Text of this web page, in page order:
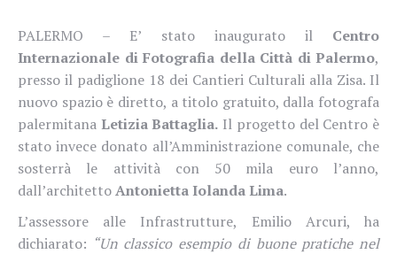
PALERMO – E’ stato inaugurato il Centro
Internazionale di Fotografia della Città di Palermo,
presso il padiglione 18 dei Cantieri Culturali alla Zisa. Il
nuovo spazio è diretto, a titolo gratuito, dalla fotografa
palermitana Letizia Battaglia. Il progetto del Centro è
stato invece donato all’Amministrazione comunale, che
sosterrà le attività con 50 mila euro l’anno,
dall’architettoAntonietta Iolanda Lima.
L’assessore alle Infrastrutture, Emilio Arcuri, ha
dichiarato: “Un classico esempio di buone pratiche nel